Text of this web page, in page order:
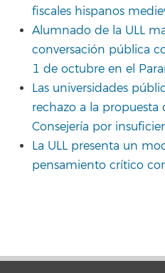
fiscales hispanos
Alumnado de la ULL
conversación pública
1 de octubre en el
Las universidades
rechazo a la
Consejería por
La ULL presenta un
pensamiento crítico